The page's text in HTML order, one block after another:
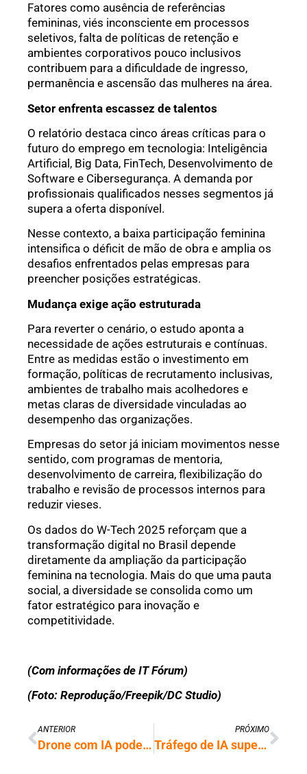
Fatores como ausência de referências
femininas, viés inconsciente em processos
seletivos, falta de políticas de retenção e
ambientes corporativos pouco inclusivos
contribuem para a dificuldade de ingresso,
permanência e ascensão das mulheres na área.
Setor enfrenta escassez de talentos
O relatório destaca cinco áreas críticas para o
futuro do emprego em tecnologia: Inteligência
Artificial, Big Data, FinTech, Desenvolvimento de
Software e Cibersegurança. A demanda por
profissionais qualificados nesses segmentos já
supera a oferta disponível.
Nesse contexto, a baixa participação feminina
intensifica o déficit de mão de obra e amplia os
desafios enfrentados pelas empresas para
preencher posições estratégicas.
Mudança exige ação estruturada
Para reverter o cenário, o estudo aponta a
necessidade de ações estruturais e contínuas.
Entre as medidas estão o investimento em
formação, políticas de recrutamento inclusivas,
ambientes de trabalho mais acolhedores e
metas claras de diversidade vinculadas ao
desempenho das organizações.
Empresas do setor já iniciam movimentos nesse
sentido, com programas de mentoria,
desenvolvimento de carreira, flexibilização do
trabalho e revisão de processos internos para
reduzir vieses.
Os dados do W-Tech 2025 reforçam que a
transformação digital no Brasil depende
diretamente da ampliação da participação
feminina na tecnologia. Mais do que uma pauta
social, a diversidade se consolida como um
fator estratégico para inovação e
competitividade.
(Com informações de IT Fórum)
(Foto: Reprodução/Freepik/DC Studio)
ANTERIOR
Drone com IA pode revolucionar resgates em áreas de difícil acesso
PRÓXIMO
Tráfego de IA supera o humano pela primeira vez, aponta pesquisa